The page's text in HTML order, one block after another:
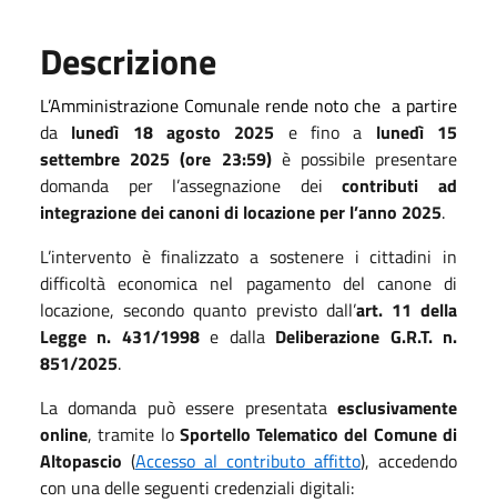
Descrizione
L’Amministrazione Comunale rende noto che a partire
da lunedì 18 agosto 2025 e fino a lunedì 15
settembre 2025 (ore 23:59)è possibile presentare
domanda per l’assegnazione deicontributi ad
integrazione dei canoni di locazione per l’anno 2025.
L’intervento è finalizzato a sostenere i cittadini in
difficoltà economica nel pagamento del canone di
locazione, secondo quanto previsto dall’art. 11 della
Legge n. 431/1998e dalla Deliberazione G.R.T. n.
851/2025.
La domanda può essere presentata esclusivamente
online, tramite lo Sportello Telematico del Comune di
Altopascio (Accesso al contributo affitto), accedendo
con una delle seguenti credenziali digitali: